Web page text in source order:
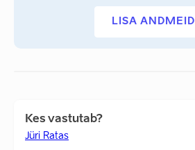
LISA ANDMEID
Kes vastutab?
Jüri Ratas